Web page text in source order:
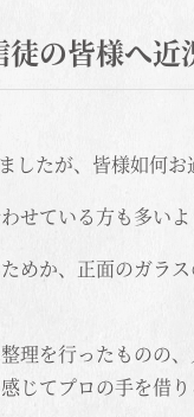
徒の皆様へ
したが、皆様如何お
せている方も多い
めか、正面のガラ
理を行ったものの
じてプロの手を借り